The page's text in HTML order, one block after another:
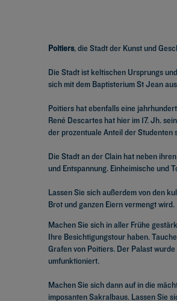
Poitiers, die Stadt der Kunst und
Die Stadt ist keltischen Ursprungs
sich mit dem Baptisterium St Jean
Poitiers hat ebenfalls eine
René Descartes hat hier im 17. Jh.
der prozentuale Anteil der Studenten
Die Stadt an der Clain hat neben
und Entspannung. Einheimische und
Lassen Sie sich außerdem von den
Brot und ganzen Eiern vermengt wird.
Machen Sie sich in aller Frühe
Ihre Besichtigungstour haben.
Grafen von Poitiers. Der Palast
umfunktioniert.
Machen Sie sich dann auf in die
imposanten Sakralbaus. Lassen Sie